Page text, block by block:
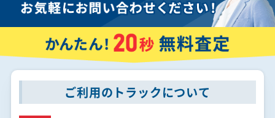
ご利用のトラックについて